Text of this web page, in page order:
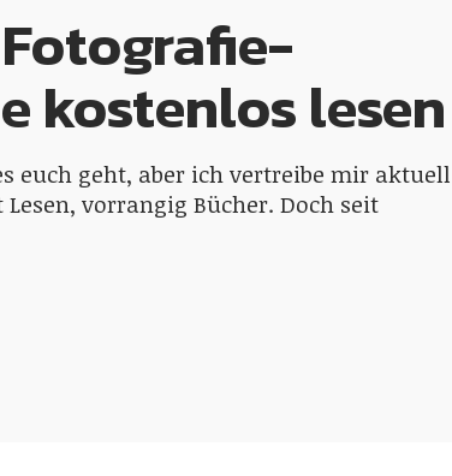
kostenlos lesen
euch geht, aber ich vertreibe mir aktuell
vorrangig Bücher. Doch seit